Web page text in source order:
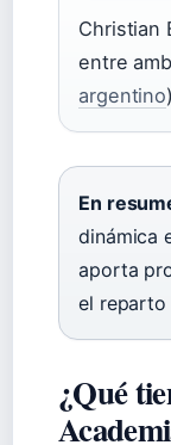
Christian
entre
argentino
En
dinámica
aporta
el reparto
¿Qué